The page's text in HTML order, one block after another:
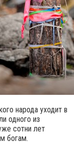
народа уходит в
одного из
сотни лет
богам.